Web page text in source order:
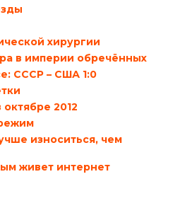
хирургии
в империи обречённых
СССР – США 1:0
2012
износиться, чем
живет интернет